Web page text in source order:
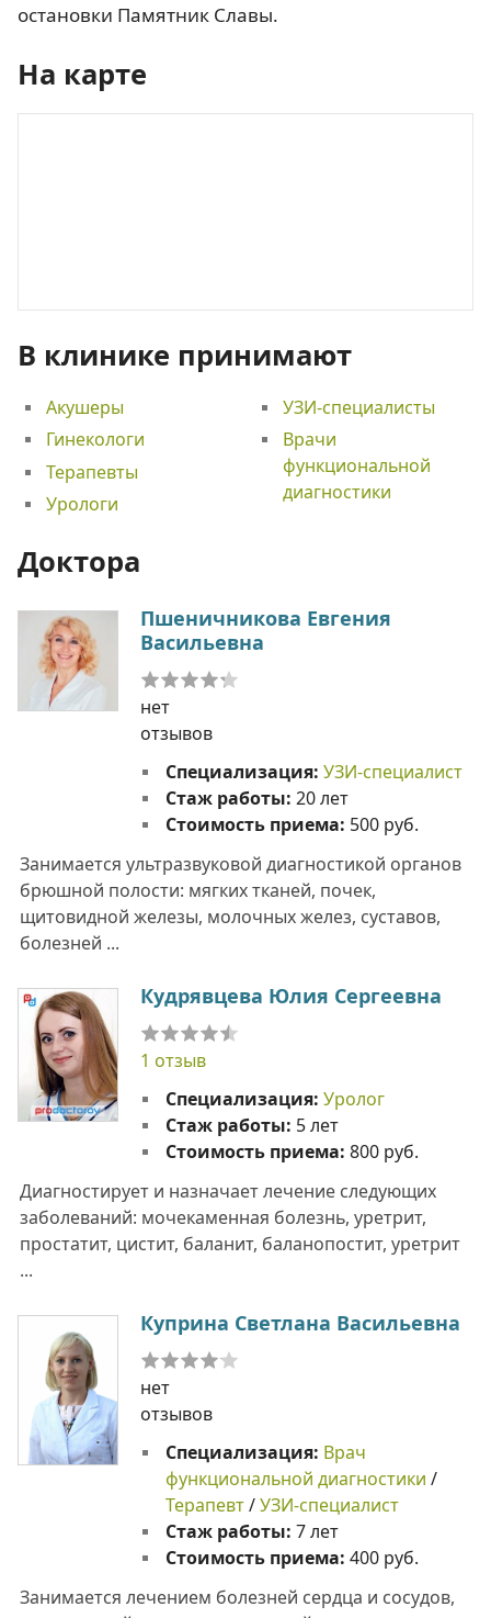
остановки Памятник Славы.
На карте
В клинике принимают
Акушеры
Гинекологи
Терапевты
Урологи
УЗИ-специалисты
Врачи
функциональной
диагностики
Доктора
Пшеничникова Евгения
Васильевна
нет
отзывов
Специализация: УЗИ-специалист
Стаж работы: 20 лет
Стоимость приема: 500 руб.
Занимается ультразвуковой диагностикой органов
брюшной полости: мягких тканей, почек,
щитовидной железы, молочных желез, суставов,
болезней ...
Кудрявцева Юлия Сергеевна
1 отзыв
Специализация: Уролог
Стаж работы: 5 лет
Стоимость приема: 800 руб.
Диагностирует и назначает лечение следующих
заболеваний: мочекаменная болезнь, уретрит,
простатит, цистит, баланит, баланопостит, уретрит
...
Куприна Светлана Васильевна
нет
отзывов
Специализация: Врач
функциональной диагностики /
Терапевт/УЗИ-специалист
Стаж работы: 7 лет
Стоимость приема: 400 руб.
Занимается лечением болезней сердца и сосудов,